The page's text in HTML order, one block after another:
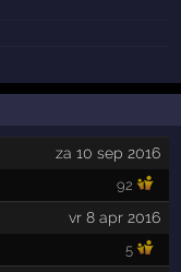
za 10 sep 2016
92
vr 8 apr 2016
5